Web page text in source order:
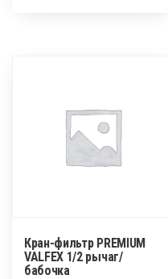
Кран-фильтр PREMIUM
VALFEX 1/2 рычаг/
бабочка